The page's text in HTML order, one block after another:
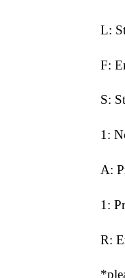
L:
F:
S:
1:
A:
1:
R: